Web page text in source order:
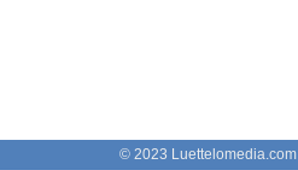
© 2023 Luettelomedia.com